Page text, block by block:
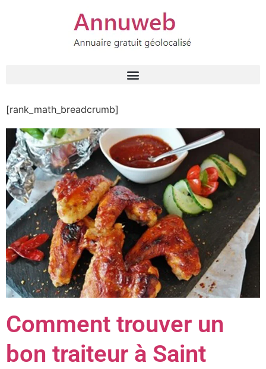
[rank_math_breadcrumb]
Comment trouver un
bon traiteur à Saint